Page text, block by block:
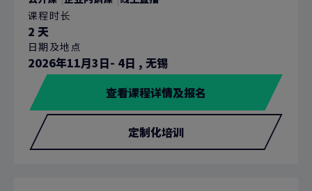
课程时长
2 天
日期及地点
2026年11月3日- 4日 , 无锡
查看课程详情及报名
定制化培训